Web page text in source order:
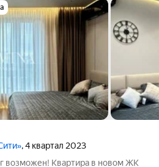
, 4 квартал 2023
возможен! Квартира в новом ЖК